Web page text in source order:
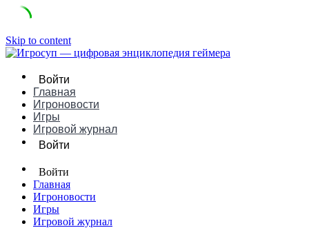
Skip to content
Войти
Главная
Игроновости
Игры
Игровой журнал
Войти
Войти
Главная
Игроновости
Игры
Игровой журнал